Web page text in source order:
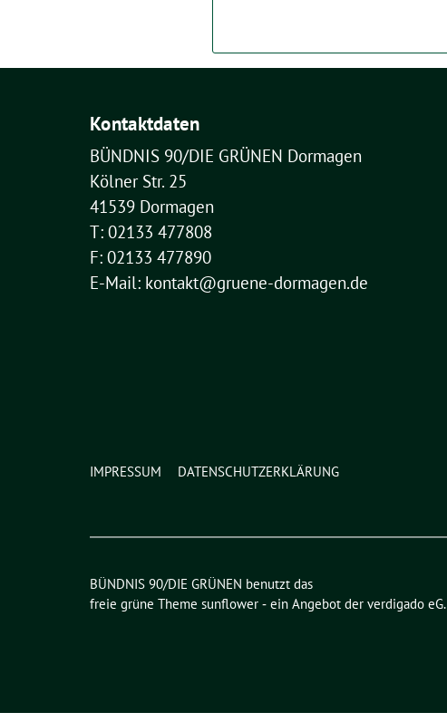
Kontaktdaten
BÜNDNIS 90/DIE GRÜNEN Dormagen
Kölner Str. 25
41539 Dormagen
T: 02133 477808
F: 02133 477890
E-Mail: kontakt@gruene-dormagen.de
IMPRESSUM DATENSCHUTZERKLÄRUNG
BÜNDNIS 90/DIE GRÜNEN benutzt das
freie grüne Theme sunflower ‐ ein Angebot der verdigado eG.